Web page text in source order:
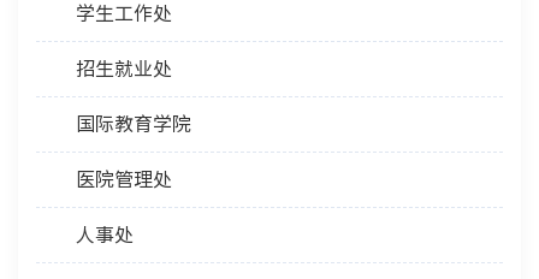
学生工作处
招生就业处
国际教育学院
医院管理处
人事处